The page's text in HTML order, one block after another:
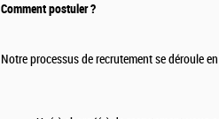
Comment postuler ?
Notre processus de recrutement se déroule